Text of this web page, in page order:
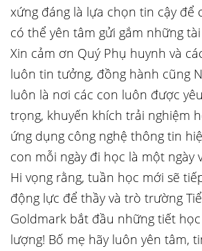
xứng đáng là lựa chọn tin cậy để
có thể yên tâm gửi gắm những
Xin cảm ơn Quý Phụ huynh và
luôn tin tưởng, đồng hành cũng
luôn là nơi các con luôn được
trọng, khuyến khích trải nghiệm
ứng dụng công nghệ thông tin
con mỗi ngày đi học là một ngày
Hi vọng rằng, tuần học mới sẽ
động lực để thầy và trò trường
Goldmark bắt đầu những tiết
lượng! Bố mẹ hãy luôn yên tâm,